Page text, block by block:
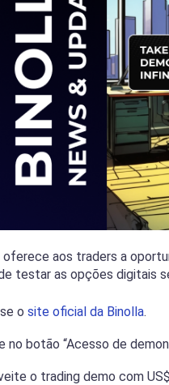
oferece aos traders a
testar as opções digitais
o site oficial da Binolla.
no botão “Acesso de
o trading demo com